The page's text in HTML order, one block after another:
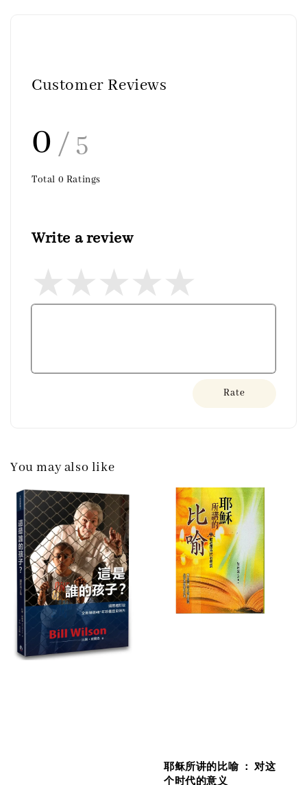
Customer Reviews
0 / 5
Total 0 Ratings
Write a review
Rate
You may also like
耶稣所讲的比喻 ： 对这
个时代的意义